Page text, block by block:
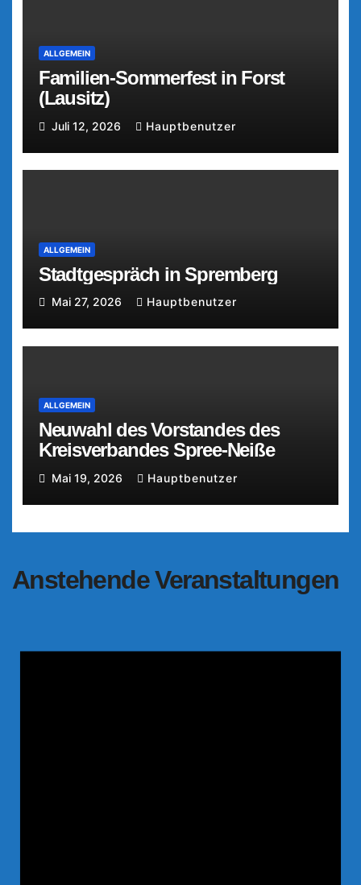
ALLGEMEIN
Familien-Sommerfest in Forst
(Lausitz)
Juli 12, 2026 Hauptbenutzer
ALLGEMEIN
Stadtgespräch in Spremberg
Mai 27, 2026 Hauptbenutzer
ALLGEMEIN
Neuwahl des Vorstandes des
Kreisverbandes Spree-Neiße
Mai 19, 2026 Hauptbenutzer
Anstehende Veranstaltungen